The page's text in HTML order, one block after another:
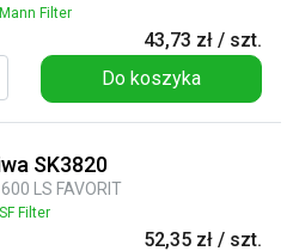
Mann Filter
43,73 zł / szt.
Do koszyka
SK3820
LS FAVORIT
SF Filter
52,35 zł / szt.